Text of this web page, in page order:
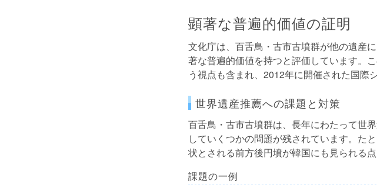
顕著な普遍的価値の証明
文化庁は、百舌鳥・古市古墳群が他の遺産
著な普遍的価値を持つと評価しています。
う視点も含まれ、2012年に開催された国際
世界遺産推薦への課題と対策
百舌鳥・古市古墳群は、長年にわたって世
していくつかの問題が残されています。た
状とされる前方後円墳が韓国にも見られる
課題の一例